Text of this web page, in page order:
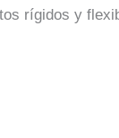
rígidos y